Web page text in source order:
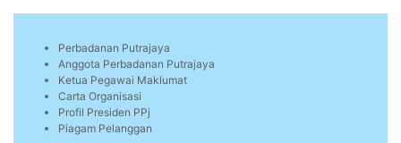
Perbadanan Putrajaya
Anggota Perbadanan Putrajaya
Ketua Pegawai Maklumat
Carta Organisasi
Profil Presiden PPj
Piagam Pelanggan